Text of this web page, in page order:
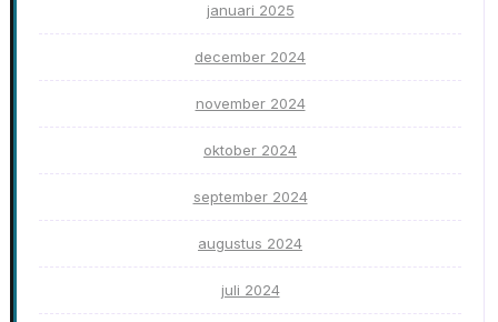
januari 2025
december 2024
november 2024
oktober 2024
september 2024
augustus 2024
juli 2024